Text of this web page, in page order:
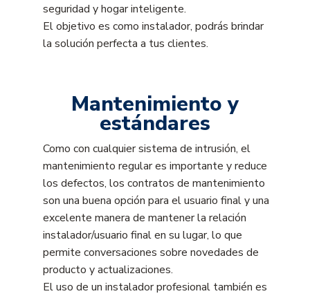
seguridad y hogar inteligente.
El objetivo es como instalador, podrás brindar
la solución perfecta a tus clientes.
Mantenimiento y
estándares
Como con cualquier sistema de intrusión, el
mantenimiento regular es importante y reduce
los defectos, los contratos de mantenimiento
son una buena opción para el usuario final y una
excelente manera de mantener la relación
instalador/usuario final en su lugar, lo que
permite conversaciones sobre novedades de
producto y actualizaciones.
El uso de un instalador profesional también es